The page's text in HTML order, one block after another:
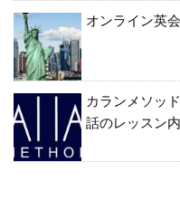
オンライン英
カランメソッ
話のレッスン